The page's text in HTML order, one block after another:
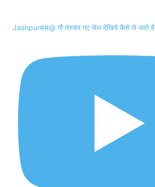
Jashpur##@ गौ तस्कर गए जेल देखिये कैसे ले जाते है